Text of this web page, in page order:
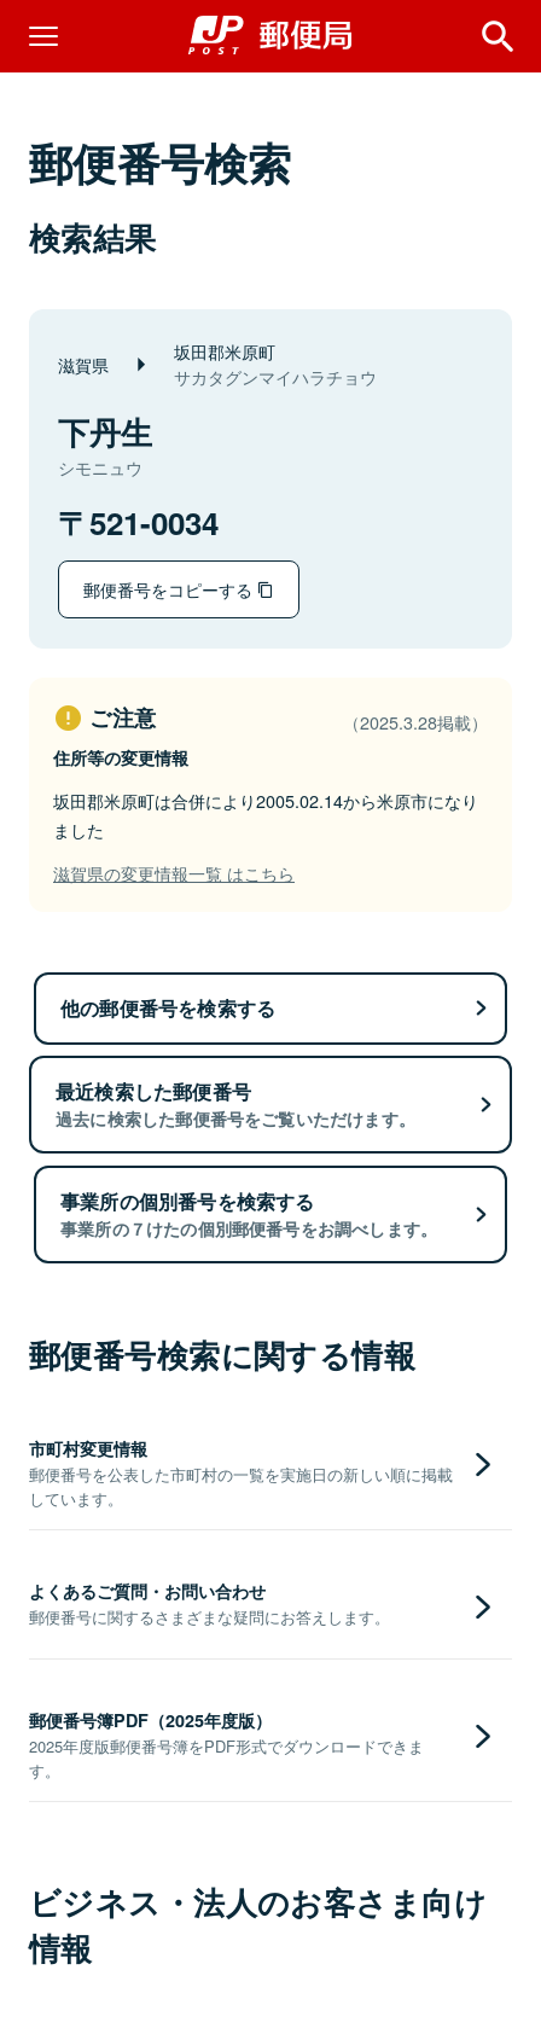
郵便番号検索
検索結果
滋賀県 坂田郡米原町
サカタグンマイハラチョウ
下丹生
シモニュウ
521-0034
郵便番号をコピーする
ご注意 （2025.3.28掲載）
住所等の変更情報
坂田郡米原町は合併により2005.02.14から米原市になり
ました
滋賀県の変更情報一覧 はこちら
他の郵便番号を検索する
最近検索した郵便番号
過去に検索した郵便番号をご覧いただけます。
事業所の個別番号を検索する
事業所の７けたの個別郵便番号をお調べします。
郵便番号検索に関する情報
市町村変更情報
郵便番号を公表した市町村の一覧を実施日の新しい順に掲載
しています。
よくあるご質問・お問い合わせ
郵便番号に関するさまざまな疑問にお答えします。
郵便番号簿PDF（2025年度版）
2025年度版郵便番号簿をPDF形式でダウンロードできま
す。
ビジネス・法人のお客さま向け
情報